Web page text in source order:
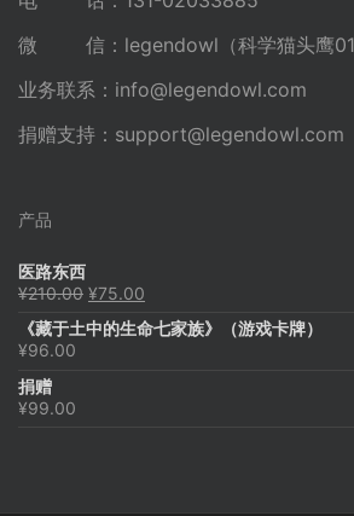
微 信：legendowl（科学猫头鹰01
业务联系： info@legendowl.com
捐赠支持： support@legendowl.com
产品
医路东西
¥210.00 原
为：
¥75.00
价
《藏于土中的生命七家族》（游戏卡牌）
¥96.00
捐赠
¥99.00